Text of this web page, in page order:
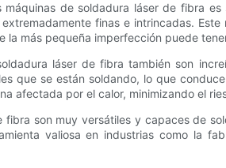
de soldadura láser de fibra
finas e intrincadas.
la más pequeña imperfección puede
láser de fibra también son
que se están soldando, lo que
afectada por el calor, minimizando el
fibra son muy versátiles y capaces de
valiosa en industrias como la